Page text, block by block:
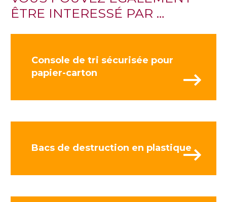
ÊTRE INTERESSÉ PAR …
Console de tri sécurisée pour
papier-carton
Bacs de destruction en plastique